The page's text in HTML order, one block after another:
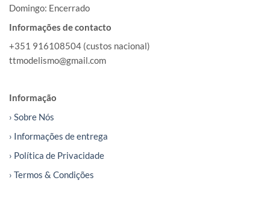
Domingo: Encerrado
Informações de contacto
+351 916108504 (custos nacional)
ttmodelismo@gmail.com
Informação
› Sobre Nós
› Informações de entrega
› Política de Privacidade
› Termos & Condições